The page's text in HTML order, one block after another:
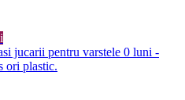
jucarii pentru varstele 0 luni -
ori plastic.